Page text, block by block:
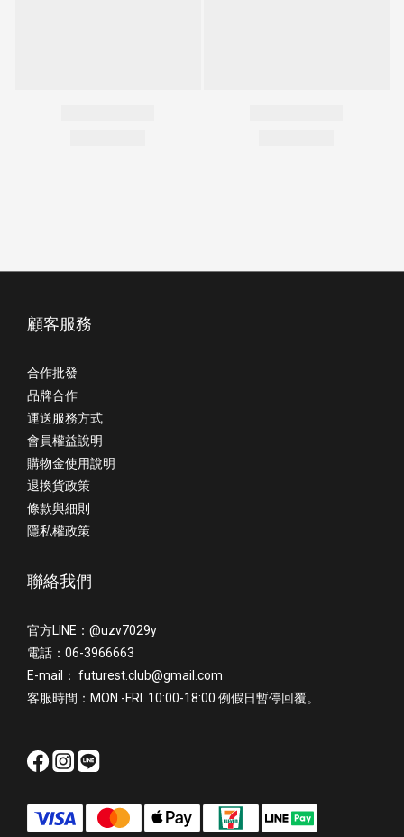
顧客服務
合作批發
品牌合作
運送服務方式
會員權益說明
購物金使用說明
退換貨政策
條款與細則
隱私權政策
聯絡我們
官方LINE：@uzv7029y
電話：06-3966663
E-mail： futurest.club@gmail.com
客服時間：MON.-FRI. 10:00-18:00 例假日暫停回覆。